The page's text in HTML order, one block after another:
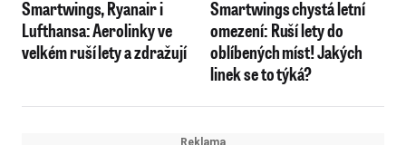
Smartwings, Ryanair i
Lufthansa: Aerolinky ve
velkém ruší lety a zdražují
Smartwings chystá letní
omezení: Ruší lety do
oblíbených míst! Jakých
linek se to týká?